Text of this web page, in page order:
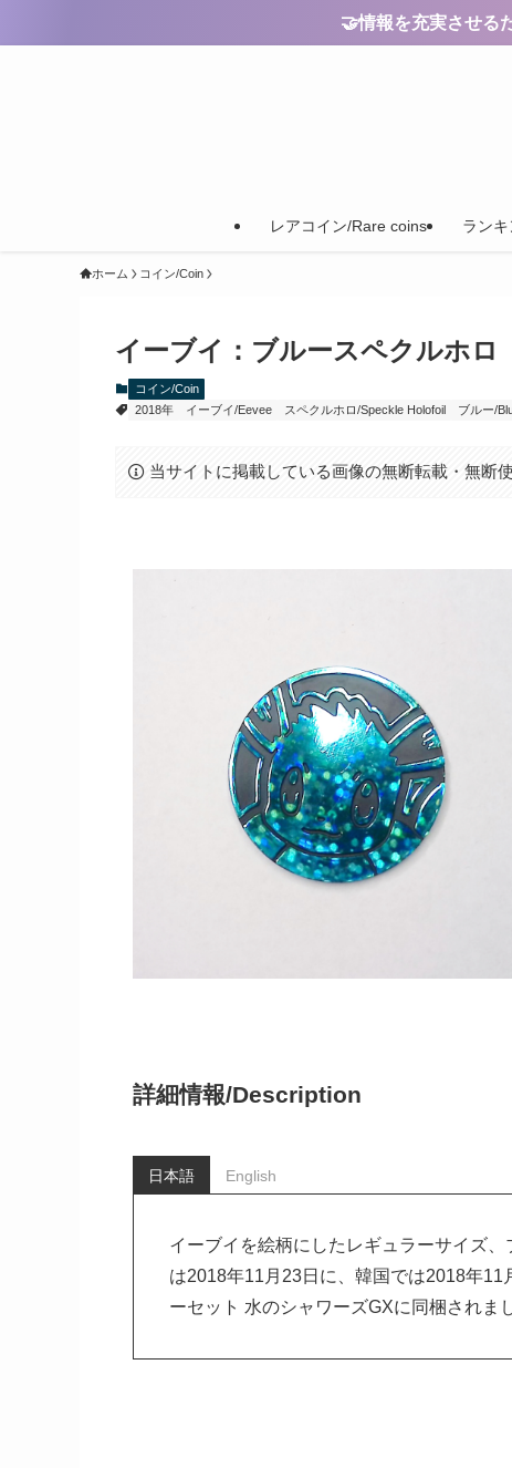
🤝情報を充実させ
レアコイン/Rare coins ラン
ホーム コイン/Coin
イーブイ：ブルースペクルホロ
コイン/Coin
2018年
イーブイ/Eevee スペクルホロ/Speckle Holofoil ブルー/
当サイトに掲載している画像の無断転載・無断
詳細情報/Description
日本語 English
イーブイを絵柄にしたレギュラーサイズ
は2018年11月23日に、韓国では2018年
ーセット 水のシャワーズGXに同梱されま